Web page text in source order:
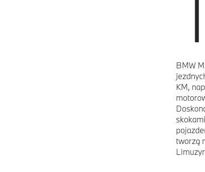
BMW
KM,
tworzą